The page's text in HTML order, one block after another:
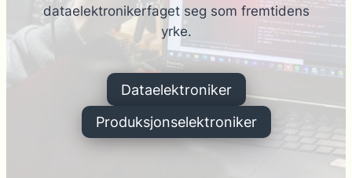
dataelektronikerfaget seg som fremtidens
yrke.
Dataelektroniker
Produksjonselektroniker